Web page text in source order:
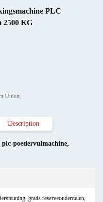
PLC
2500 KG
Union,
Description
plc-poedervulmachine,
gratis reserveonderdelen,